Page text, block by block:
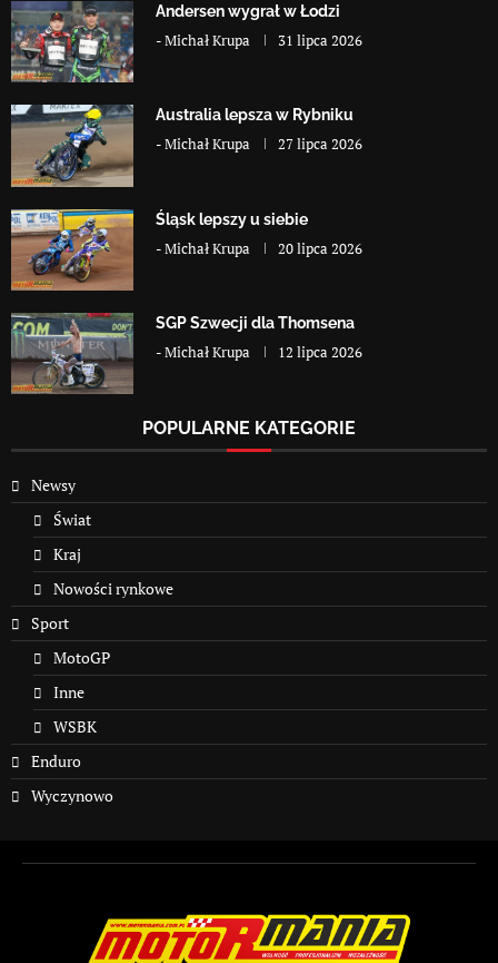
Andersen wygrał w Łodzi
-Michał Krupa 31 lipca 2026
Australia lepsza w Rybniku
-Michał Krupa 27 lipca 2026
Śląsk lepszy u siebie
-Michał Krupa 20 lipca 2026
SGP Szwecji dla Thomsena
-Michał Krupa 12 lipca 2026
POPULARNE KATEGORIE
Newsy
Świat
Kraj
Nowości rynkowe
Sport
MotoGP
Inne
WSBK
Enduro
Wyczynowo